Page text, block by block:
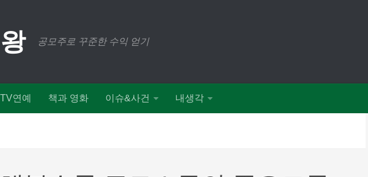
공모주로 꾸준한 수익 얻기
TV연예 책과 영화 이슈&사건 내생각